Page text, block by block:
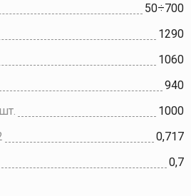
50÷700
1290
1060
940
1000
0,717
0,7